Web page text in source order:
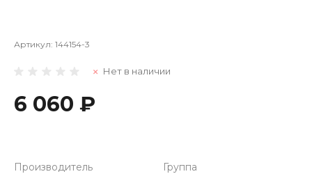
Артикул: 144154-3
Нет в наличии
6 060 ₽
Производитель
Группа